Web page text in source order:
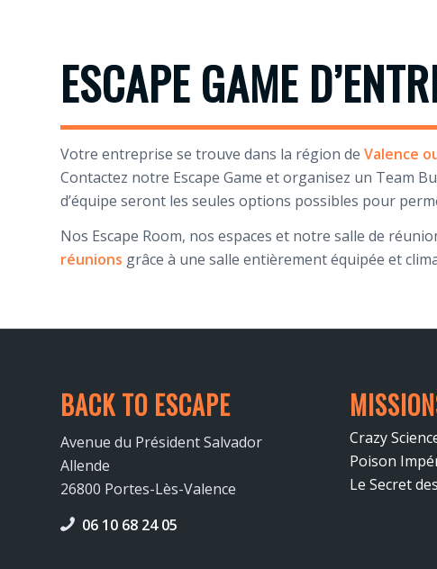
ESCAPE GAME
Votre entreprise se trouve dans la région de Valence
Contactez notre Escape Game et organisez un Team
d’équipe seront les seules options possibles pour
Nos Escape Room, nos espaces et notre salle de
réunions grâce à une salle entièrement équipée et
BACK TO ESCAPE
Avenue du Président Salvador
Allende
26800 Portes-Lès-Valence
06 10 68 24 05
Crazy
Poison
Le Secret